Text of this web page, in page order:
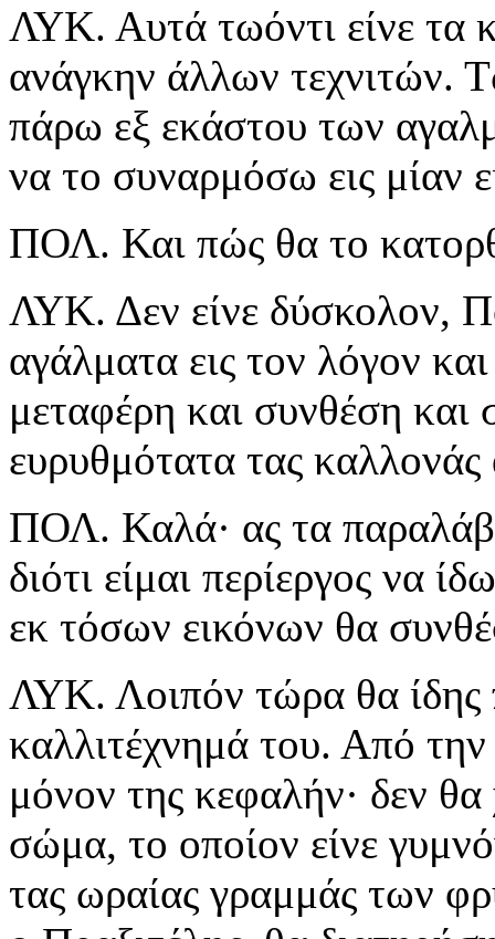
ΛΥΚ. Αυτά τωόντι είνε τα
ανάγκην άλλων τεχνιτών.
πάρω εξ εκάστου των
να το συναρμόσω εις μίαν
ΠΟΛ. Και πώς θα το
ΛΥΚ. Δεν είνε δύσκολον,
αγάλματα εις τον λόγον
μεταφέρη και συνθέση
ευρυθμότατα τας καλλονάς
ΠΟΛ. Καλά· ας τα
διότι είμαι περίεργος να
εκ τόσων εικόνων θα
ΛΥΚ. Λοιπόν τώρα θα
καλλιτέχνημά του. Από
μόνον της κεφαλήν· δεν
σώμα, το οποίον είνε
τας ωραίας γραμμάς των